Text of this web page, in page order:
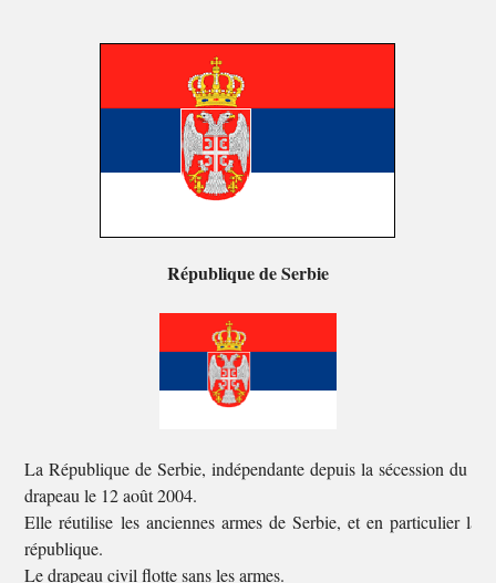
République de Serbie
La République de Serbie, indépendante depuis la sécession du
drapeau le 12 août 2004.
Elle réutilise les anciennes armes de Serbie, et en particulier la
république.
Le drapeau civil flotte sans les armes.